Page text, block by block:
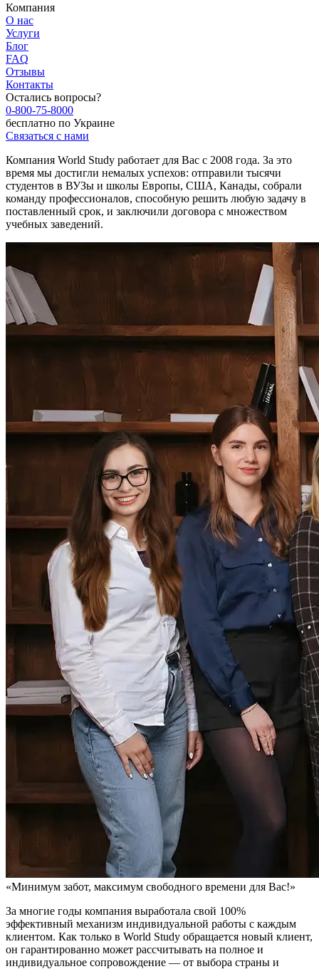
Компания
О нас
Услуги
Блог
FAQ
Отзывы
Контакты
Остались вопросы?
0-800-75-8000
бесплатно по Украине
Связаться с нами
Компания World Study работает для Вас с 2008 года. За это
время мы достигли немалых успехов: отправили тысячи
студентов в ВУЗы и школы Европы, США, Канады, собрали
команду профессионалов, способную решить любую задачу в
поставленный срок, и заключили договора с множеством
учебных заведений.
«Минимум забот, максимум свободного времени для Вас!»
За многие годы компания выработала свой 100%
эффективный механизм индивидуальной работы с каждым
клиентом. Как только в World Study обращается новый клиент,
он гарантированно может рассчитывать на полное и
индивидуальное сопровождение — от выбора страны и